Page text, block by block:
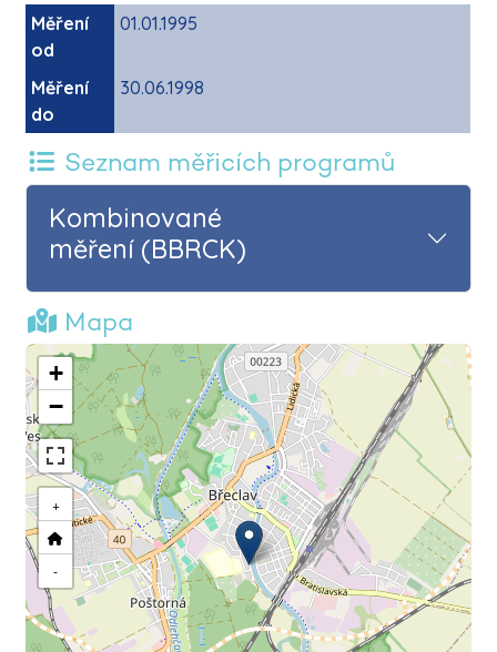
Měření
od
01.01.1995
Měření
do
30.06.1998
Seznam měřicích programů
Kombinované
měření (BBRCK)
Mapa
+
−
+
-